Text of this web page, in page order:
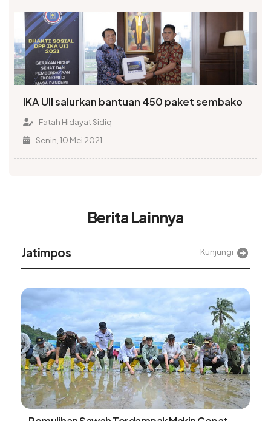
IKA UII salurkan bantuan 450 paket sembako
Fatah Hidayat Sidiq
Senin, 10 Mei 2021
Berita Lainnya
Alinea Kunjungi